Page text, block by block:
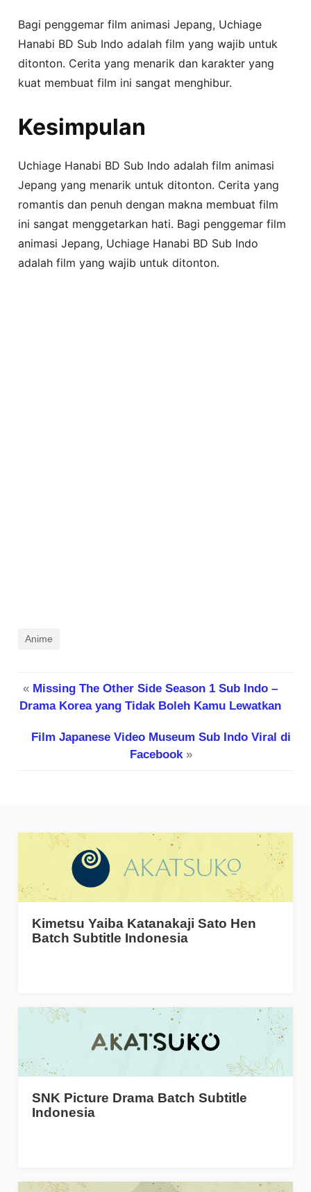
Bagi penggemar film animasi Jepang, Uchiage
Hanabi BD Sub Indo adalah film yang wajib untuk
ditonton. Cerita yang menarik dan karakter yang
kuat membuat film ini sangat menghibur.
Kesimpulan
Uchiage Hanabi BD Sub Indo adalah film animasi
Jepang yang menarik untuk ditonton. Cerita yang
romantis dan penuh dengan makna membuat film
ini sangat menggetarkan hati. Bagi penggemar film
animasi Jepang, Uchiage Hanabi BD Sub Indo
adalah film yang wajib untuk ditonton.
Anime
« Missing The Other Side Season 1 Sub Indo –
Drama Korea yang Tidak Boleh Kamu Lewatkan
Film Japanese Video Museum Sub Indo Viral di
Facebook»
Kimetsu Yaiba Katanakaji Sato Hen
Batch Subtitle Indonesia
SNK Picture Drama Batch Subtitle
Indonesia